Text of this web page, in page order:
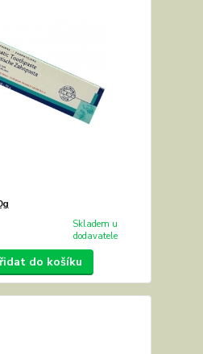
Skladem u
dodavatele
do košíku